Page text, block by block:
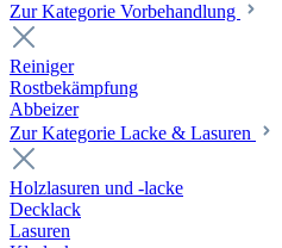
Zur Kategorie Vorbehandlung
Reiniger
Rostbekämpfung
Abbeizer
Zur Kategorie Lacke & Lasuren
Holzlasuren und -lacke
Decklack
Lasuren